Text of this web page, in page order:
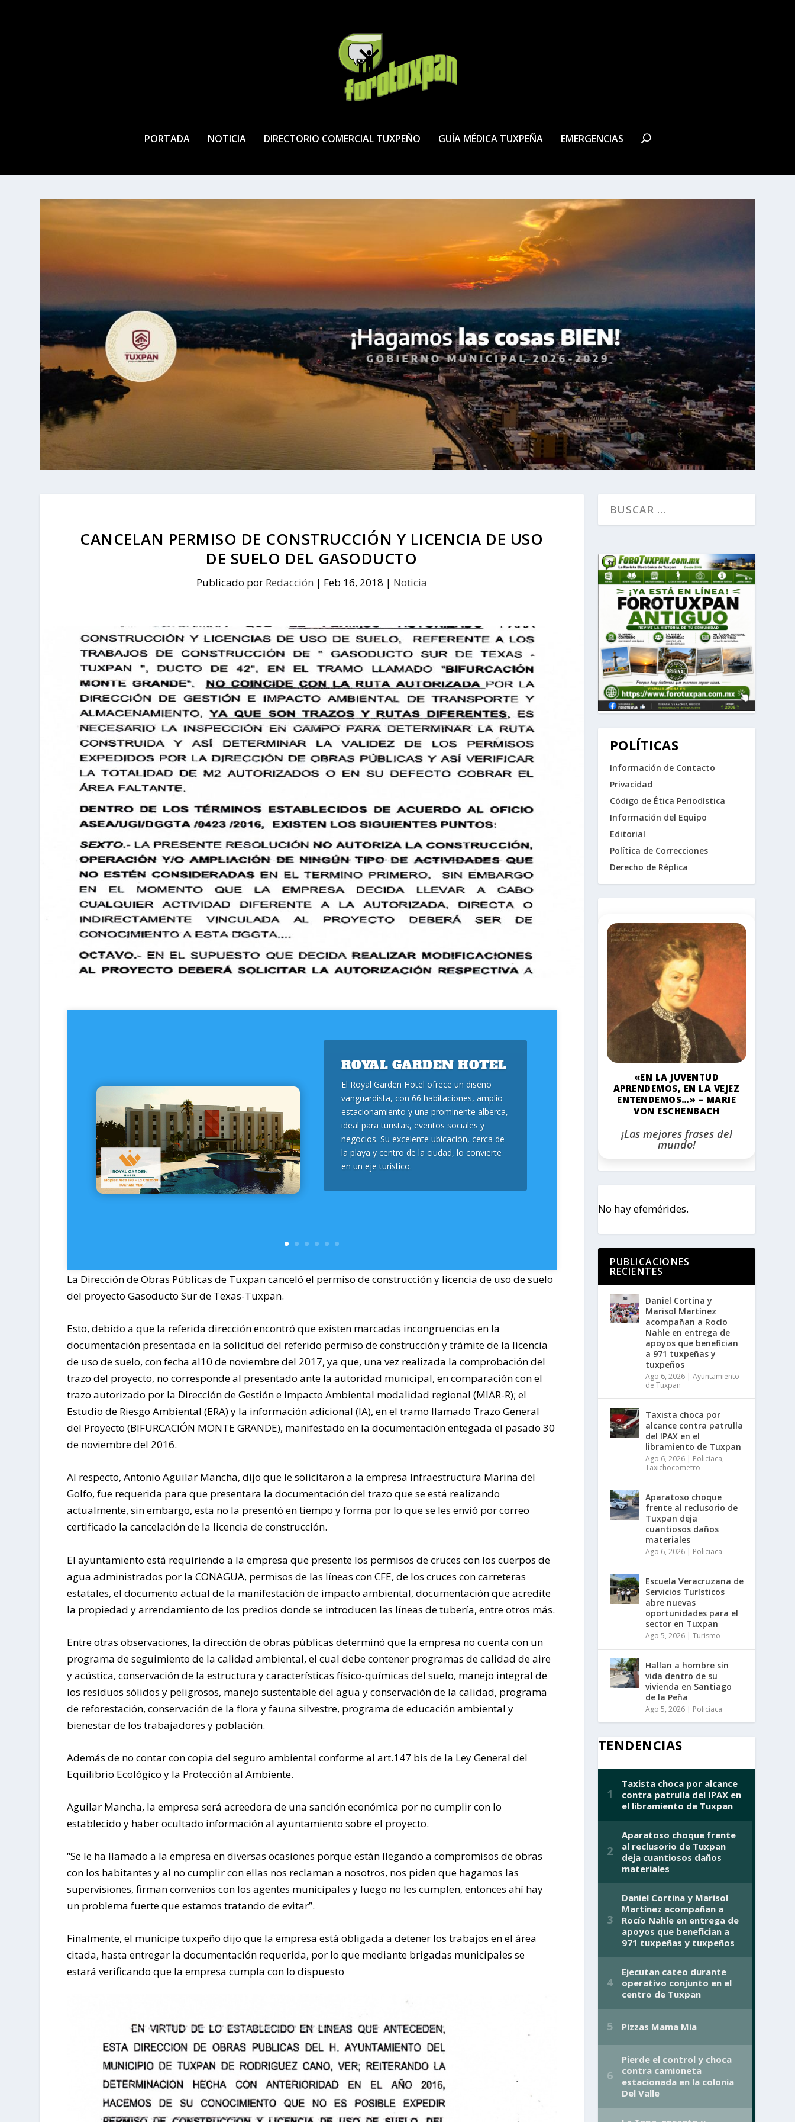
PORTADA NOTICIA DIRECTORIO COMERCIAL TUXPEÑO GUÍA MÉDICA TUXPEÑA EMERGENCIAS
CANCELAN PERMISO DE CONSTRUCCIÓN Y LICENCIA DE USO
DE SUELO DEL GASODUCTO
Publicado por Redacción | Feb 16, 2018 | Noticia
ROYAL GARDEN HOTEL
El Royal Garden Hotel ofrece un diseño
vanguardista, con 66 habitaciones, amplio
estacionamiento y una prominente alberca,
ideal para turistas, eventos sociales y
negocios. Su excelente ubicación, cerca de
la playa y centro de la ciudad, lo convierte
en un eje turístico.
La Dirección de Obras Públicas de Tuxpan canceló el permiso de construcción y licencia de uso de suelo
del proyecto Gasoducto Sur de Texas-Tuxpan.
Esto, debido a que la referida dirección encontró que existen marcadas incongruencias en la
documentación presentada en la solicitud del referido permiso de construcción y trámite de la licencia
de uso de suelo, con fecha al10 de noviembre del 2017, ya que, una vez realizada la comprobación del
trazo del proyecto, no corresponde al presentado ante la autoridad municipal, en comparación con el
trazo autorizado por la Dirección de Gestión e Impacto Ambiental modalidad regional (MIAR-R); el
Estudio de Riesgo Ambiental (ERA) y la información adicional (IA), en el tramo llamado Trazo General
del Proyecto (BIFURCACIÓN MONTE GRANDE), manifestado en la documentación entegada el pasado 30
de noviembre del 2016.
Al respecto, Antonio Aguilar Mancha, dijo que le solicitaron a la empresa Infraestructura Marina del
Golfo, fue requerida para que presentara la documentación del trazo que se está realizando
actualmente, sin embargo, esta no la presentó en tiempo y forma por lo que se les envió por correo
certificado la cancelación de la licencia de construcción.
El ayuntamiento está requiriendo a la empresa que presente los permisos de cruces con los cuerpos de
agua administrados por la CONAGUA, permisos de las líneas con CFE, de los cruces con carreteras
estatales, el documento actual de la manifestación de impacto ambiental, documentación que acredite
la propiedad y arrendamiento de los predios donde se introducen las líneas de tubería, entre otros más.
Entre otras observaciones, la dirección de obras públicas determinó que la empresa no cuenta con un
programa de seguimiento de la calidad ambiental, el cual debe contener programas de calidad de aire
y acústica, conservación de la estructura y características físico-químicas del suelo, manejo integral de
los residuos sólidos y peligrosos, manejo sustentable del agua y conservación de la calidad, programa
de reforestación, conservación de la flora y fauna silvestre, programa de educación ambiental y
bienestar de los trabajadores y población.
Además de no contar con copia del seguro ambiental conforme al art.147 bis de la Ley General del
Equilibrio Ecológico y la Protección al Ambiente.
Aguilar Mancha, la empresa será acreedora de una sanción económica por no cumplir con lo
establecido y haber ocultado información al ayuntamiento sobre el proyecto.
“Se le ha llamado a la empresa en diversas ocasiones porque están llegando a compromisos de obras
con los habitantes y al no cumplir con ellas nos reclaman a nosotros, nos piden que hagamos las
supervisiones, firman convenios con los agentes municipales y luego no les cumplen, entonces ahí hay
un problema fuerte que estamos tratando de evitar”.
Finalmente, el munícipe tuxpeño dijo que la empresa está obligada a detener los trabajos en el área
citada, hasta entregar la documentación requerida, por lo que mediante brigadas municipales se
estará verificando que la empresa cumpla con lo dispuesto
POLÍTICAS
Información de Contacto
Privacidad
Código de Ética Periodística
Información del Equipo
Editorial
Política de Correcciones
Derecho de Réplica
«EN LA JUVENTUD
APRENDEMOS, EN LA VEJEZ
ENTENDEMOS…» – MARIE
VON ESCHENBACH
¡Las mejores frases del
mundo!
No hay efemérides.
PUBLICACIONES
RECIENTES
Daniel Cortina y
Marisol Martínez
acompañan a Rocío
Nahle en entrega de
apoyos que benefician
a 971 tuxpeñas y
tuxpeños
Ago 6, 2026| Ayuntamiento
de Tuxpan
Taxista choca por
alcance contra patrulla
del IPAX en el
libramiento de Tuxpan
Ago 6, 2026| Policiaca,
Taxichocometro
Aparatoso choque
frente al reclusorio de
Tuxpan deja
cuantiosos daños
materiales
Ago 6, 2026| Policiaca
Escuela Veracruzana de
Servicios Turísticos
abre nuevas
oportunidades para el
sector en Tuxpan
Ago 5, 2026| Turismo
Hallan a hombre sin
vida dentro de su
vivienda en Santiago
de la Peña
Ago 5, 2026| Policiaca
TENDENCIAS